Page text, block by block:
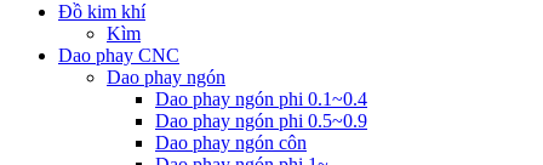
Đồ kim khí
Kìm
Dao phay CNC
Dao phay ngón
Dao phay ngón phi 0.1~0.4
Dao phay ngón phi 0.5~0.9
Dao phay ngón côn